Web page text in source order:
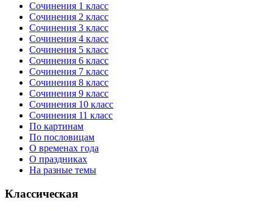
Сочинения 1 класс
Сочинения 2 класс
Сочинения 3 класс
Сочинения 4 класс
Сочинения 5 класс
Сочинения 6 класс
Сочинения 7 класс
Сочинения 8 класс
Сочинения 9 класс
Сочинения 10 класс
Сочинения 11 класс
По картинам
По пословицам
О временах года
О праздниках
На разные темы
Классическая